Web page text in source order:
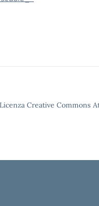
Creative Commons